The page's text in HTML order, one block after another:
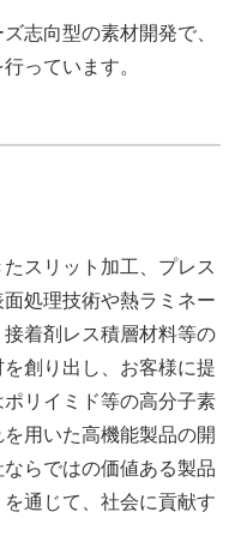
志向型の素材開発で、
っています。
スリット加工、プレス
処理技術や熱ラミネー
着剤レス積層材料等の
創り出し、お客様に提
リイミド等の高分子素
用いた高機能製品の開
らではの価値ある製品
通じて、社会に貢献す